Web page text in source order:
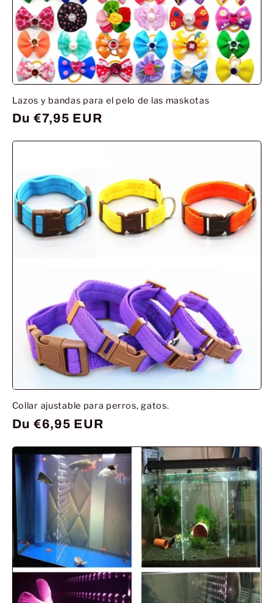
Lazos y bandas para el pelo de las maskotas
Prix
Du €7,95 EUR
Collar ajustable para perros, gatos.
Prix
Du €6,95 EUR